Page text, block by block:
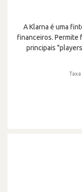
A Klarna é uma
financeiros. Permite
principais